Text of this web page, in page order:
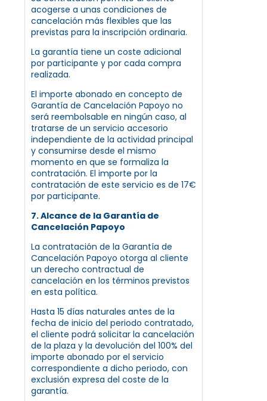
acogerse a unas condiciones de
cancelación más flexibles que las
previstas para la inscripción ordinaria.
La garantía tiene un coste adicional
por participante y por cada compra
realizada.
El importe abonado en concepto de
Garantía de Cancelación Papoyo no
será reembolsable en ningún caso, al
tratarse de un servicio accesorio
independiente de la actividad principal
y consumirse desde el mismo
momento en que se formaliza la
contratación. El importe por la
contratación de este servicio es de 17€
por participante.
7. Alcance de la Garantía de
Cancelación Papoyo
La contratación de la Garantía de
Cancelación Papoyo otorga al cliente
un derecho contractual de
cancelación en los términos previstos
en esta política.
Hasta 15 días naturales antes de la
fecha de inicio del periodo contratado,
el cliente podrá solicitar la cancelación
de la plaza y la devolución del 100% del
importe abonado por el servicio
correspondiente a dicho periodo, con
exclusión expresa del coste de la
garantía.